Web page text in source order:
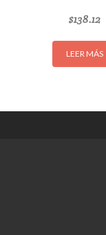
$138.12
LEER MÁS